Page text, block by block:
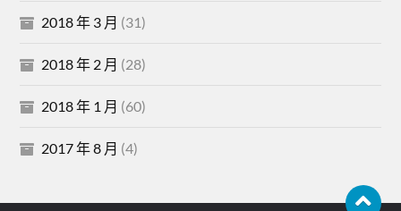
2018 年 3 月 (31)
2018 年 2 月 (28)
2018 年 1 月 (60)
2017 年 8 月 (4)